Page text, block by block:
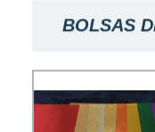
BOLSAS